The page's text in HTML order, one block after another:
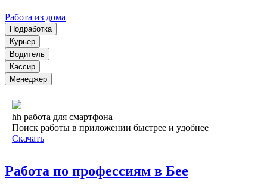
Работа из дома
Подработка
Курьер
Водитель
Кассир
Менеджер
hh работа для смартфона
Поиск работы в приложении быстрее и удобнее
Скачать
Работа по профессиям в Бее